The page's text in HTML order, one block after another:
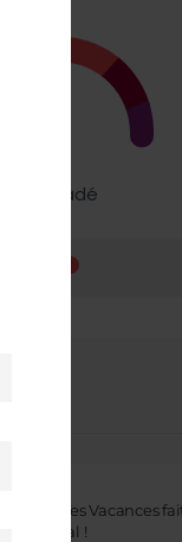
Lance Tes Vacances
Carnaval !